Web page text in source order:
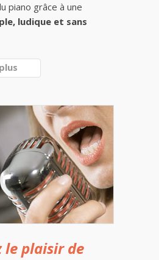
piano grâce à une
ludique et sans
le plaisir de